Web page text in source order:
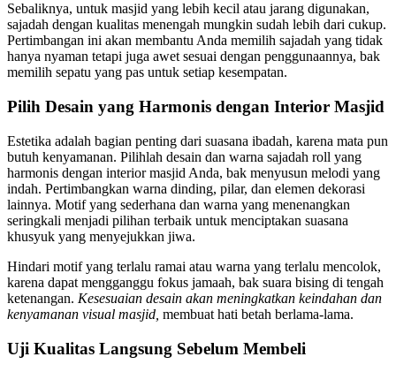
Sebaliknya, untuk masjid yang lebih kecil atau jarang digunakan,
sajadah dengan kualitas menengah mungkin sudah lebih dari cukup.
Pertimbangan ini akan membantu Anda memilih sajadah yang tidak
hanya nyaman tetapi juga awet sesuai dengan penggunaannya, bak
memilih sepatu yang pas untuk setiap kesempatan.
Pilih Desain yang Harmonis dengan Interior Masjid
Estetika adalah bagian penting dari suasana ibadah, karena mata pun
butuh kenyamanan. Pilihlah desain dan warna sajadah roll yang
harmonis dengan interior masjid Anda, bak menyusun melodi yang
indah. Pertimbangkan warna dinding, pilar, dan elemen dekorasi
lainnya. Motif yang sederhana dan warna yang menenangkan
seringkali menjadi pilihan terbaik untuk menciptakan suasana
khusyuk yang menyejukkan jiwa.
Hindari motif yang terlalu ramai atau warna yang terlalu mencolok,
karena dapat mengganggu fokus jamaah, bak suara bising di tengah
ketenangan. Kesesuaian desain akan meningkatkan keindahan dan
kenyamanan visual masjid, membuat hati betah berlama-lama.
Uji Kualitas Langsung Sebelum Membeli